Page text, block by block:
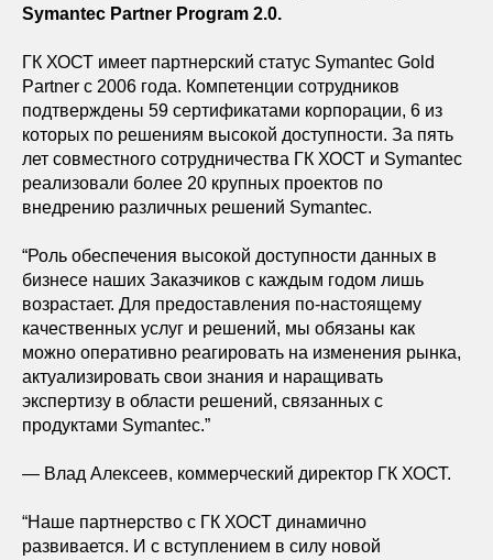
Symantec Partner Program 2.0.
ГК ХОСТ имеет партнерский статус Symantec Gold
Partner с 2006 года. Компетенции сотрудников
подтверждены 59 сертификатами корпорации, 6 из
которых по решениям высокой доступности. За пять
лет совместного сотрудничества ГК ХОСТ и Symantec
реализовали более 20 крупных проектов по
внедрению различных решений Symantec.
“Роль обеспечения высокой доступности данных в
бизнесе наших Заказчиков с каждым годом лишь
возрастает. Для предоставления по-настоящему
качественных услуг и решений, мы обязаны как
можно оперативно реагировать на изменения рынка,
актуализировать свои знания и наращивать
экспертизу в области решений, связанных с
продуктами Symantec.”
— Влад Алексеев, коммерческий директор ГК ХОСТ.
“Наше партнерство с ГК ХОСТ динамично
развивается. И с вступлением в силу новой